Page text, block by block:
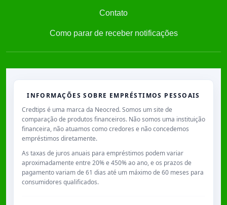
Contato
Como parar de receber notificações
INFORMAÇÕES SOBRE EMPRÉSTIMOS PESSOAIS
Credtips é uma marca da Neocred. Somos um site de
comparação de produtos financeiros. Não somos uma instituição
financeira, não atuamos como credores e não concedemos
empréstimos diretamente.
As taxas de juros anuais para empréstimos podem variar
aproximadamente entre 20% e 450% ao ano, e os prazos de
pagamento variam de 61 dias até um máximo de 60 meses para
consumidores qualificados.